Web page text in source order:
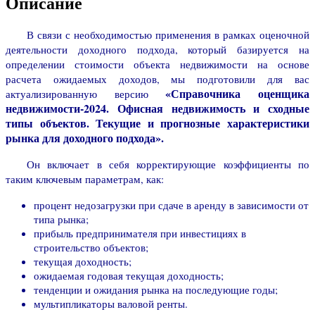
Описание
В связи с необходимостью применения в рамках оценочной
деятельности доходного подхода, который базируется на
определении стоимости объекта недвижимости на основе
расчета ожидаемых доходов, мы подготовили для вас
актуализированную версию«Справочника оценщика
недвижимости-2024. Офисная недвижимость и сходные
типы объектов. Текущие и прогнозные характеристики
рынка для доходного подхода».
Он включает в себя корректирующие коэффициенты по
таким ключевым параметрам, как:
процент недозагрузки при сдаче в аренду в зависимости от
типа рынка;
прибыль предпринимателя при инвестициях в
строительство объектов;
текущая доходность;
ожидаемая годовая текущая доходность;
тенденции и ожидания рынка на последующие годы;
мультипликаторы валовой ренты.